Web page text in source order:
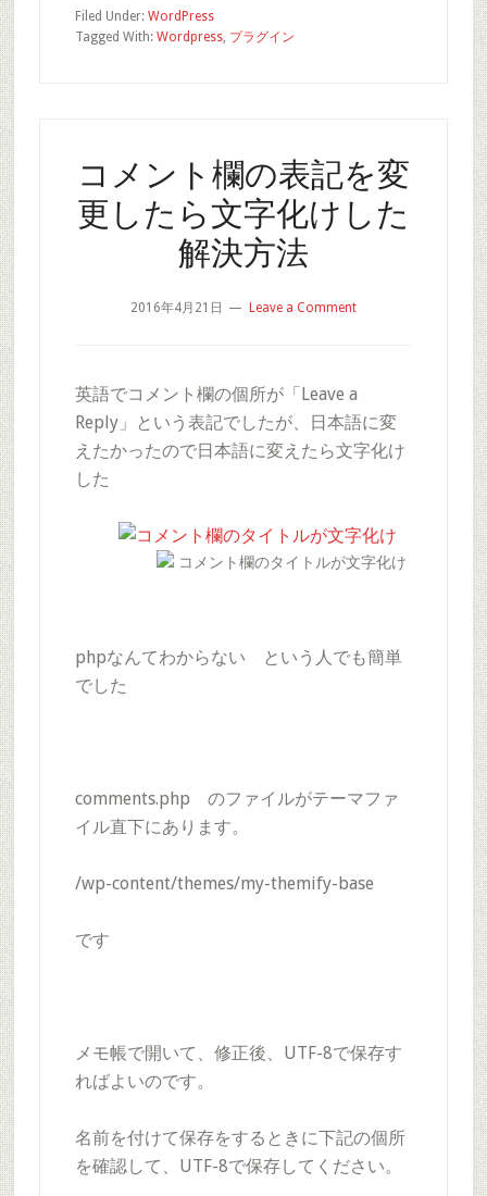
Filed Under: WordPress
Tagged With: Wordpress, プラグイン
コメント欄の表記を変
更したら文字化けした
解決方法
2016年4月21日 Leave a Comment
英語でコメント欄の個所が「Leave a
Reply」という表記でしたが、日本語に変
えたかったので日本語に変えたら文字化け
した
コメント欄のタイトルが文字化け
phpなんてわからない という人でも簡単
でした
comments.php のファイルがテーマファ
イル直下にあります。
/wp-content/themes/my-themify-base
です
メモ帳で開いて、修正後、UTF-8で保存す
ればよいのです。
名前を付けて保存をするときに下記の個所
を確認して、UTF-8で保存してください。